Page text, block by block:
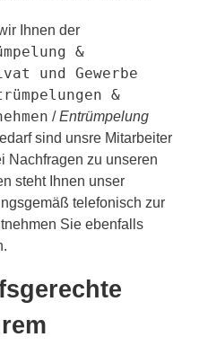
Ihnen der
&
und Gewerbe
&
/Entrümpelung
sind unsre Mitarbeiter
Nachfragen zu unseren
steht Ihnen unser
telefonisch zur
Sie ebenfalls